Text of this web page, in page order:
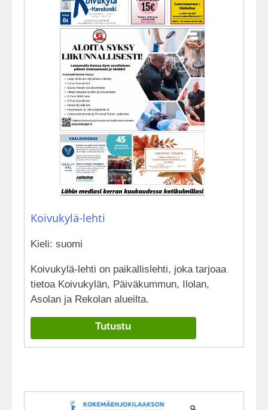
Koivukylä-lehti
Kieli: suomi
Koivukylä-lehti on paikallislehti, joka tarjoaa
tietoa Koivukylän, Päiväkummun, Ilolan,
Asolan ja Rekolan alueilta.
Tutustu